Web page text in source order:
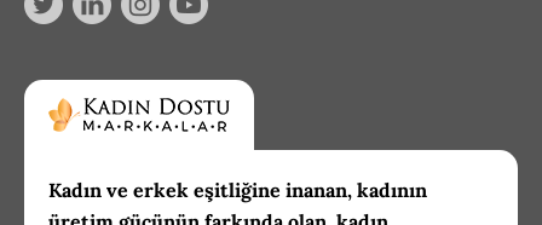
Kadın ve erkek eşitliğine inanan, kadının